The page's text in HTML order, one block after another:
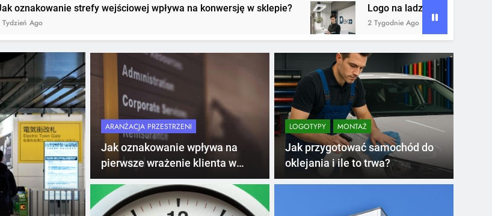
wejściowej wpływa na konwersję w sklepie? Logo na ladzie recepcji – dlaczego to jeden z
2 Tygodnie Ago
LOGOTYPY 2 Tygodnie Ago
ARANŻACJA PRZESTRZENI
Jak oznakowanie wpływa na
pierwsze wrażenie klienta w
biurze?
LOGOTYPY MONTAŻ
Jak przygotować samochód do
oklejania i ile to trwa?